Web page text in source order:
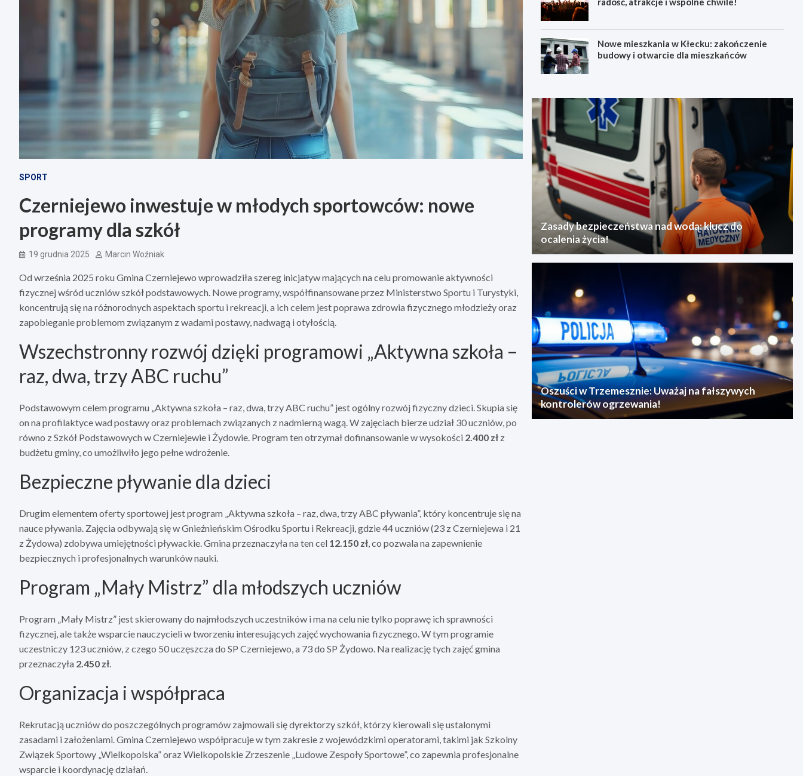
SPORT
Czerniejewo inwestuje w młodych sportowców: nowe
programy dla szkół
19 grudnia 2025 Marcin Woźniak
Od września 2025 roku Gmina Czerniejewo wprowadziła szereg inicjatyw mających na celu promowanie aktywności
fizycznej wśród uczniów szkół podstawowych. Nowe programy, współfinansowane przez Ministerstwo Sportu i Turystyki,
koncentrują się na różnorodnych aspektach sportu i rekreacji, a ich celem jest poprawa zdrowia fizycznego młodzieży oraz
zapobieganie problemom związanym z wadami postawy, nadwagą i otyłością.
Wszechstronny rozwój dzięki programowi „Aktywna szkoła –
raz, dwa, trzy ABC ruchu”
Podstawowym celem programu „Aktywna szkoła – raz, dwa, trzy ABC ruchu” jest ogólny rozwój fizyczny dzieci. Skupia się
on na profilaktyce wad postawy oraz problemach związanych z nadmierną wagą. W zajęciach bierze udział 30 uczniów, po
równo z Szkół Podstawowych w Czerniejewie i Żydowie. Program ten otrzymał dofinansowanie w wysokości 2.400 zł z
budżetu gminy, co umożliwiło jego pełne wdrożenie.
Bezpieczne pływanie dla dzieci
Drugim elementem oferty sportowej jest program „Aktywna szkoła – raz, dwa, trzy ABC pływania”, który koncentruje się na
nauce pływania. Zajęcia odbywają się w Gnieźnieńskim Ośrodku Sportu i Rekreacji, gdzie 44 uczniów (23 z Czerniejewa i 21
z Żydowa) zdobywa umiejętności pływackie. Gmina przeznaczyła na ten cel 12.150 zł, co pozwala na zapewnienie
bezpiecznych i profesjonalnych warunków nauki.
Program „Mały Mistrz” dla młodszych uczniów
Program „Mały Mistrz” jest skierowany do najmłodszych uczestników i ma na celu nie tylko poprawę ich sprawności
fizycznej, ale także wsparcie nauczycieli w tworzeniu interesujących zajęć wychowania fizycznego. W tym programie
uczestniczy 123 uczniów, z czego 50 uczęszcza do SP Czerniejewo, a 73 do SP Żydowo. Na realizację tych zajęć gmina
przeznaczyła 2.450 zł.
Organizacja i współpraca
Rekrutacją uczniów do poszczególnych programów zajmowali się dyrektorzy szkół, którzy kierowali się ustalonymi
zasadami i założeniami. Gmina Czerniejewo współpracuje w tym zakresie z wojewódzkimi operatorami, takimi jak Szkolny
Związek Sportowy „Wielkopolska” oraz Wielkopolskie Zrzeszenie „Ludowe Zespoły Sportowe”, co zapewnia profesjonalne
wsparcie i koordynację działań.
Nowe mieszkania w Kłecku: zakończenie
budowy i otwarcie dla mieszkańców
Zasady bezpieczeństwa nad wodą: klucz do
ocalenia życia!
Oszuści w Trzemesznie: Uważaj na fałszywych
kontrolerów ogrzewania!